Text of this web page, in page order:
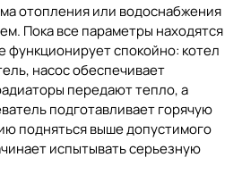
отопления или водоснабжения
Пока все параметры находятся
функционирует спокойно: котел
насос обеспечивает
передают тепло, а
подготавливает горячую
подняться выше допустимого
испытывать серьезную